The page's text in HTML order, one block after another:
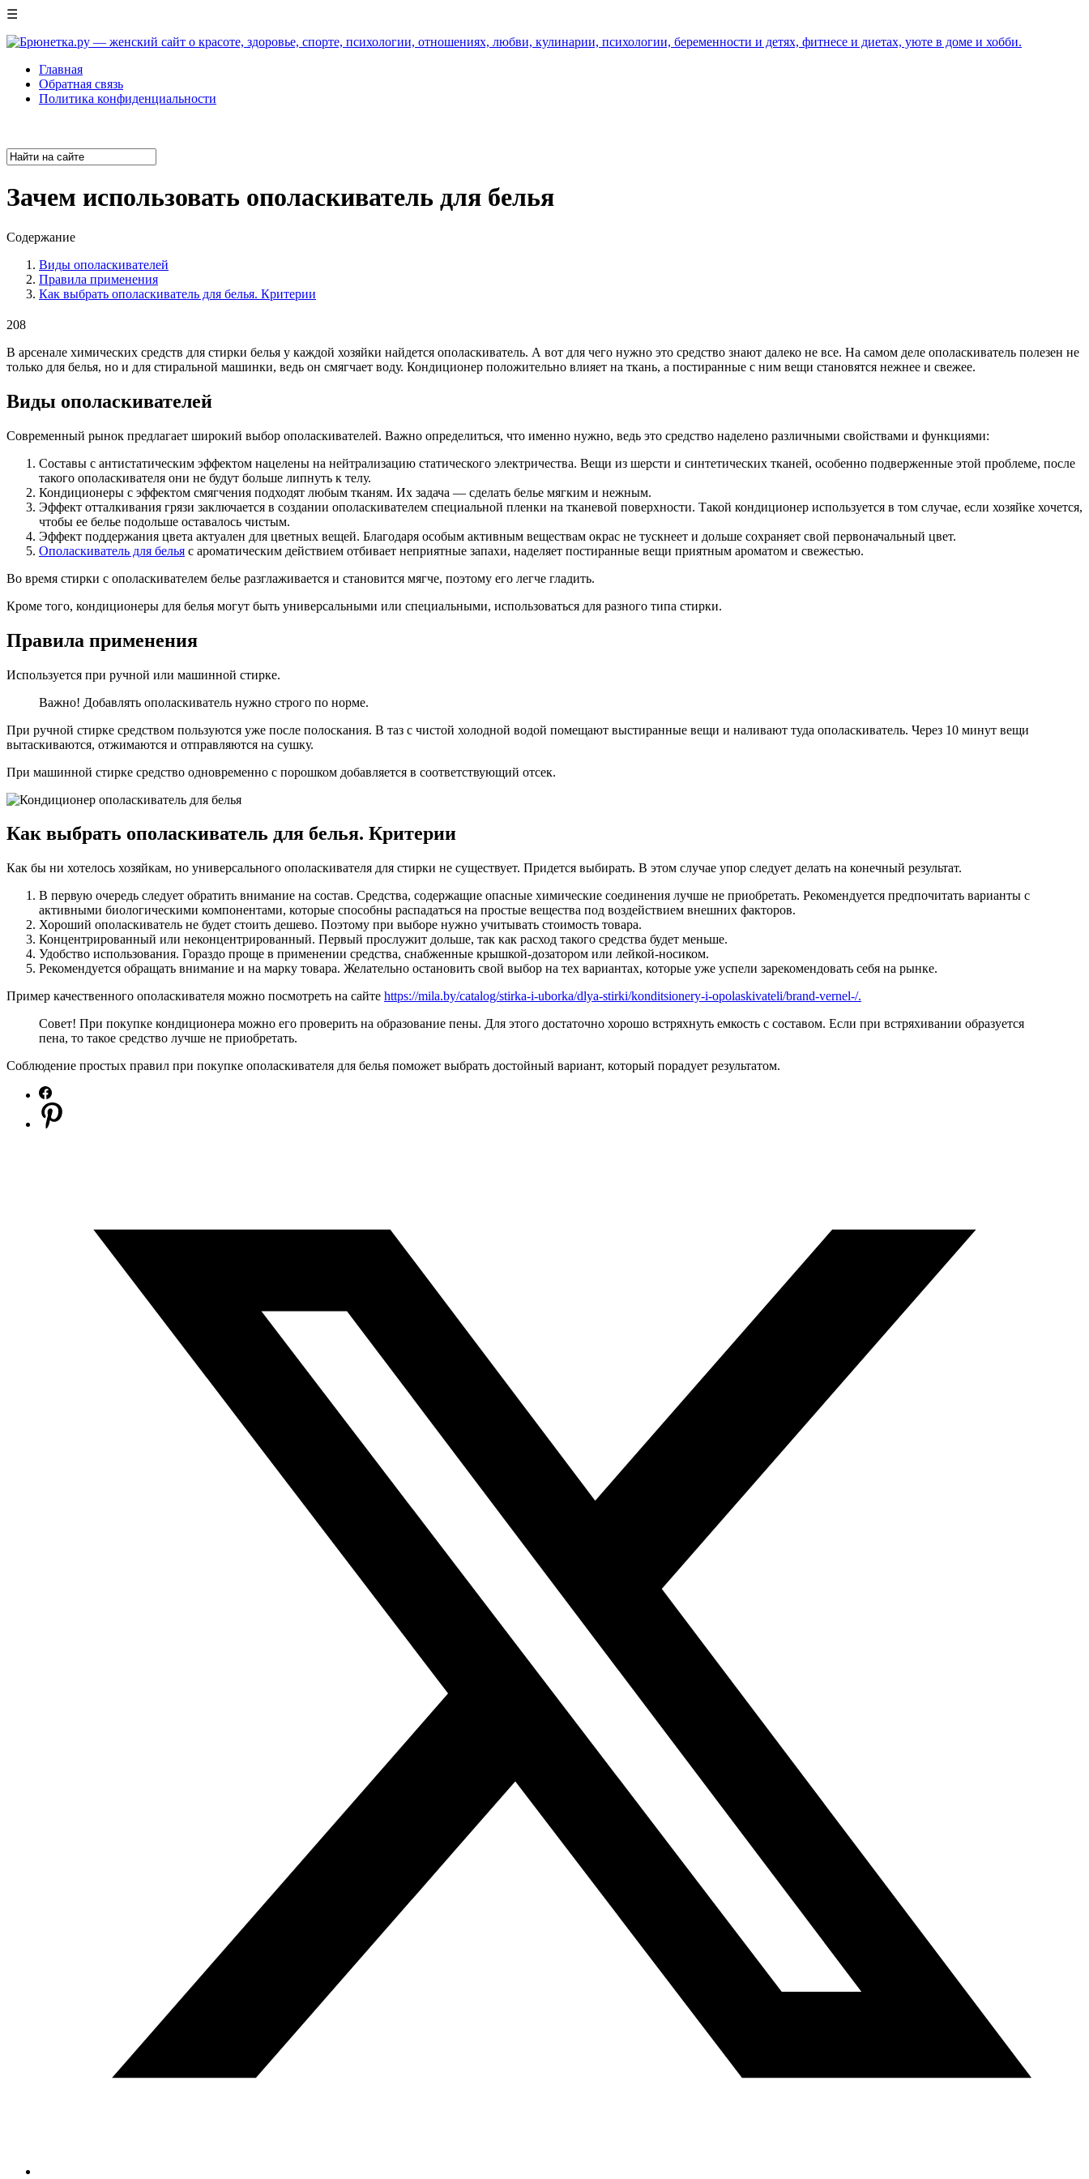
☰
Главная
Обратная связь
Политика конфиденциальности
Зачем использовать ополаскиватель для белья
Содержание
Виды ополаскивателей
Правила применения
Как выбрать ополаскиватель для белья. Критерии
208
В арсенале химических средств для стирки белья у каждой хозяйки найдется ополаскиватель. А вот для чего нужно это средство знают далеко не все. На самом деле ополаскиватель полезен не
только для белья, но и для стиральной машинки, ведь он смягчает воду. Кондиционер положительно влияет на ткань, а постиранные с ним вещи становятся нежнее и свежее.
Виды ополаскивателей
Современный рынок предлагает широкий выбор ополаскивателей. Важно определиться, что именно нужно, ведь это средство наделено различными свойствами и функциями:
Составы с антистатическим эффектом нацелены на нейтрализацию статического электричества. Вещи из шерсти и синтетических тканей, особенно подверженные этой проблеме, после
такого ополаскивателя они не будут больше липнуть к телу.
Кондиционеры с эффектом смягчения подходят любым тканям. Их задача — сделать белье мягким и нежным.
Эффект отталкивания грязи заключается в создании ополаскивателем специальной пленки на тканевой поверхности. Такой кондиционер используется в том случае, если хозяйке хочется,
чтобы ее белье подольше оставалось чистым.
Эффект поддержания цвета актуален для цветных вещей. Благодаря особым активным веществам окрас не тускнеет и дольше сохраняет свой первоначальный цвет.
Ополаскиватель для белья с ароматическим действием отбивает неприятные запахи, наделяет постиранные вещи приятным ароматом и свежестью.
Во время стирки с ополаскивателем белье разглаживается и становится мягче, поэтому его легче гладить.
Кроме того, кондиционеры для белья могут быть универсальными или специальными, использоваться для разного типа стирки.
Правила применения
Используется при ручной или машинной стирке.
Важно! Добавлять ополаскиватель нужно строго по норме.
При ручной стирке средством пользуются уже после полоскания. В таз с чистой холодной водой помещают выстиранные вещи и наливают туда ополаскиватель. Через 10 минут вещи
вытаскиваются, отжимаются и отправляются на сушку.
При машинной стирке средство одновременно с порошком добавляется в соответствующий отсек.
Как выбрать ополаскиватель для белья. Критерии
Как бы ни хотелось хозяйкам, но универсального ополаскивателя для стирки не существует. Придется выбирать. В этом случае упор следует делать на конечный результат.
В первую очередь следует обратить внимание на состав. Средства, содержащие опасные химические соединения лучше не приобретать. Рекомендуется предпочитать варианты с
активными биологическими компонентами, которые способны распадаться на простые вещества под воздействием внешних факторов.
Хороший ополаскиватель не будет стоить дешево. Поэтому при выборе нужно учитывать стоимость товара.
Концентрированный или неконцентрированный. Первый прослужит дольше, так как расход такого средства будет меньше.
Удобство использования. Гораздо проще в применении средства, снабженные крышкой-дозатором или лейкой-носиком.
Рекомендуется обращать внимание и на марку товара. Желательно остановить свой выбор на тех вариантах, которые уже успели зарекомендовать себя на рынке.
Пример качественного ополаскивателя можно посмотреть на сайте https://mila.by/catalog/stirka-i-uborka/dlya-stirki/konditsionery-i-opolaskivateli/brand-vernel-/.
Совет! При покупке кондиционера можно его проверить на образование пены. Для этого достаточно хорошо встряхнуть емкость с составом. Если при встряхивании образуется
пена, то такое средство лучше не приобретать.
Соблюдение простых правил при покупке ополаскивателя для белья поможет выбрать достойный вариант, который порадует результатом.